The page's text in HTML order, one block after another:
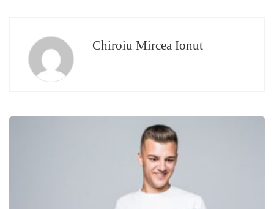
Chiroiu Mircea Ionut